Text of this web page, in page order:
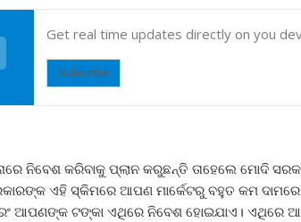
Get real time updates directly on you
Subscribe
ନିବେଶ କରିବାକୁ ପ୍ଲାନ କରୁଛନ୍ତି ତାହେଲେ ମୋଦି
ଏହି ସ୍କିମରେ ଆପଣ ମାର୍କେଟରୁ ବହୁତ କମ
ଆପଣଙ୍କ ଟଙ୍କା ଏଥିରେ ନିବେଶ ହୋଇଯାଏ। ଏଥିରେ